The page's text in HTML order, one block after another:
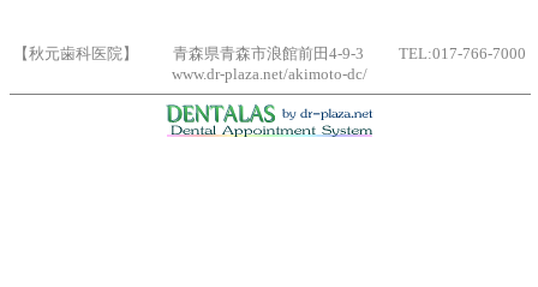
【秋元歯科医院】 青森県青森市浪館前田4-9-3 TEL:017-766-7000
www.dr-plaza.net/akimoto-dc/